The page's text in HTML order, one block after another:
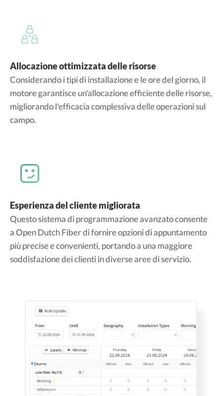
Allocazione ottimizzata delle risorse
Considerando i tipi di installazione e le ore del giorno, il
motore garantisce un'allocazione efficiente delle risorse,
migliorando l'efficacia complessiva delle operazioni sul
campo.
Esperienza del cliente migliorata
Questo sistema di programmazione avanzato consente
a Open Dutch Fiber di fornire opzioni di appuntamento
più precise e convenienti, portando a una maggiore
soddisfazione dei clienti in diverse aree di servizio.